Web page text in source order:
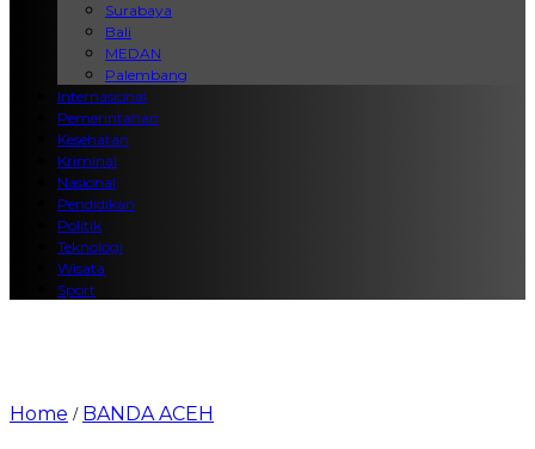
Surabaya
Bali
MEDAN
Palembang
Internasional
Pemerintahan
Kesehatan
Kriminal
Nasional
Pendidikan
Politik
Teknologi
Wisata
Sport
Home / BANDA ACEH